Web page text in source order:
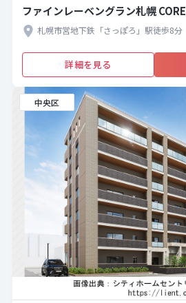
ファインレーベングラン札幌 CORE
札幌市営地下鉄「さっぽろ」駅徒歩8分
詳細を見る
中央区